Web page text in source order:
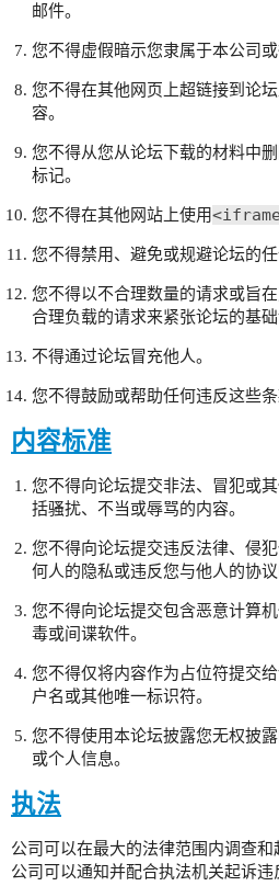
邮件。
您不得虚假暗示您隶属于本公司或
您不得在其他网页上超链接到论
容。
您不得从您从论坛下载的材料中
标记。
您不得在其他网站上使用
您不得禁用、避免或规避论坛的任
您不得以不合理数量的请求或旨
合理负载的请求来紧张论坛的基础
不得通过论坛冒充他人。
您不得鼓励或帮助任何违反这些条
内容标准
您不得向论坛提交非法、冒犯或
括骚扰、不当或辱骂的内容。
您不得向论坛提交违反法律、侵
何人的隐私或违反您与他人的协议
您不得向论坛提交包含恶意计算
毒或间谍软件。
您不得仅将内容作为占位符提交
户名或其他唯一标识符。
您不得使用本论坛披露您无权披
或个人信息。
执法
公司可以在最大的法律范围内调查和
公司可以通知并配合执法机关起诉违